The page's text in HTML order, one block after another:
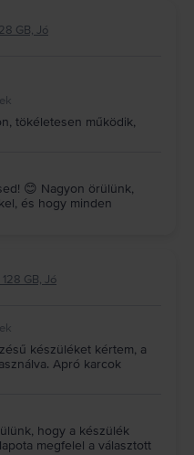
GB, Jó
tökéletesen működik,
😊 Nagyon örülünk,
és hogy minden
GB, Jó
készüléket kértem, a
Apró karcok
hogy a készülék
megfelel a választott